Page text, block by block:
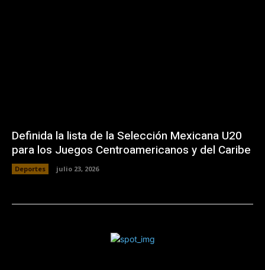
Definida la lista de la Selección Mexicana U20
para los Juegos Centroamericanos y del Caribe
Deportes julio 23, 2026